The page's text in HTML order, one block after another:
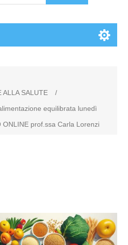
ALLA SALUTE
/
equilibrata lunedì
ONLINE prof.ssa Carla Lorenzi